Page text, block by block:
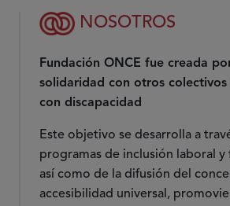
NOSOTROS
Fundación ONCE fue creada
solidaridad con otros colectivos
con discapacidad
Este objetivo se desarrolla a
programas de inclusión laboral y
así como de la difusión del
accesibilidad universal,